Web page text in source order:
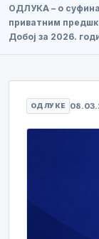
ОДЛУКА – о
приватним
Добој за 2026.
ОДЛУКЕ